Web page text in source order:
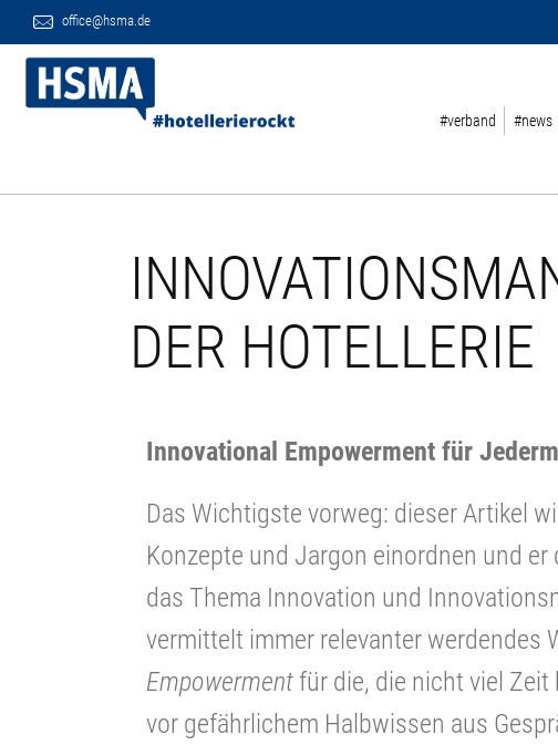
office@hsma.de
#verband #news
DER HOTELLERIE
Innovational Empowerment für
Das Wichtigste vorweg: dieser Artikel
Konzepte und Jargon einordnen und
das Thema Innovation und
vermittelt immer relevanter werdendes
Empowerment für die, die nicht viel
vor gefährlichem Halbwissen aus